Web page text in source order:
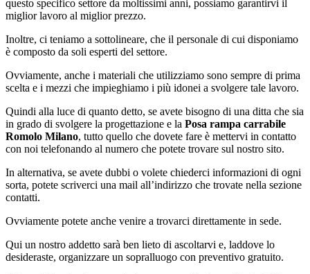
questo specifico settore da moltissimi anni, possiamo garantirvi il
miglior lavoro al miglior prezzo.
Inoltre, ci teniamo a sottolineare, che il personale di cui disponiamo
è composto da soli esperti del settore.
Ovviamente, anche i materiali che utilizziamo sono sempre di prima
scelta e i mezzi che impieghiamo i più idonei a svolgere tale lavoro.
Quindi alla luce di quanto detto, se avete bisogno di una ditta che sia
in grado di svolgere la progettazione e la Posa rampa carrabile
Romolo Milano, tutto quello che dovete fare è mettervi in contatto
con noi telefonando al numero che potete trovare sul nostro sito.
In alternativa, se avete dubbi o volete chiederci informazioni di ogni
sorta, potete scriverci una mail all’indirizzo che trovate nella sezione
contatti.
Ovviamente potete anche venire a trovarci direttamente in sede.
Qui un nostro addetto sarà ben lieto di ascoltarvi e, laddove lo
desideraste, organizzare un sopralluogo con preventivo gratuito.